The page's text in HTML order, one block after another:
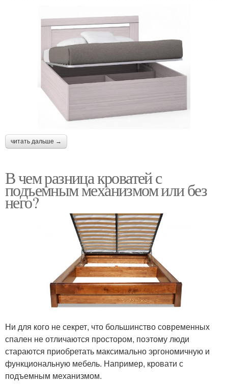
читать дальше →
В чем разница кроватей с
подъемным механизмом или без
него?
Ни для кого не секрет, что большинство современных
спален не отличаются простором, поэтому люди
стараются приобретать максимально эргономичную и
функциональную мебель. Например, кровати с
подъемным механизмом.